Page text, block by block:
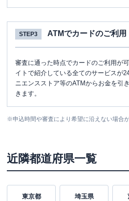
STEP3 ATMでカードのご利用
審査に通った時点でカードのご利用が
イトで紹介している全てのサービスが
ニエンスストア等のATMからお金を引
きます。
※申込時間や審査により希望に沿えない場合が
近隣都道府県一覧
東京都 埼玉県